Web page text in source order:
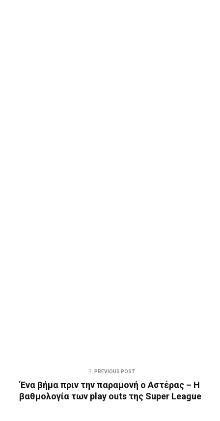
PREVIOUS POST
Ένα βήμα πριν την παραμονή ο Αστέρας – Η
βαθμολογία των play outs της Super League